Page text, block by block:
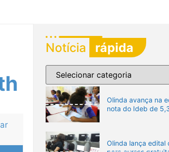
Notícia rápida
Olinda avança na
nota do Ideb de
Olinda lança edital